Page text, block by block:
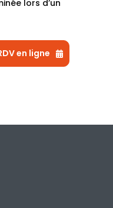
lors d’un
en ligne